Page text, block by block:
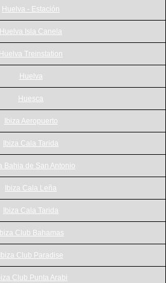
Huelva - Estación
Huelva Isla Canela
Huelva Treinstation
Huelva
Huesca
Ibiza Aeropuerto
Ibiza Cala Tarida
Bahia de San Antonio
Ibiza Cala Leña
Ibiza Cala Tarida
Club Bahamas
Ibiza Club Paradise
Club Punta Arabi